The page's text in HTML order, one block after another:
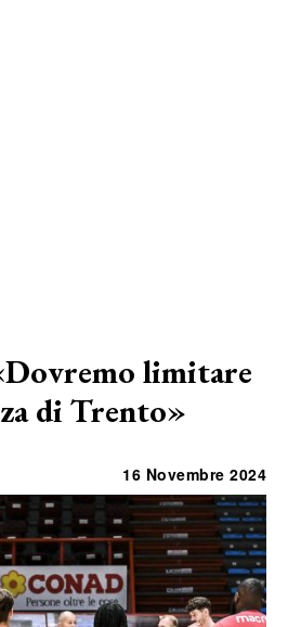
limitare
di Trento»
16 Novembre 2024